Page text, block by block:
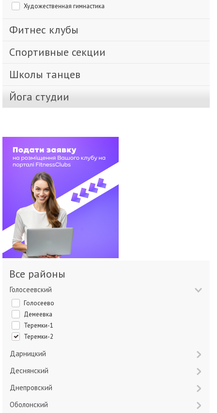
Художественная гимнастика
Фитнес клубы
Спортивные секции
Школы танцев
Йога студии
Все районы
Голосеевский
Голосеево
Демеевка
Теремки-1
Теремки-2
Дарницкий
Деснянский
Днепровский
Оболонский